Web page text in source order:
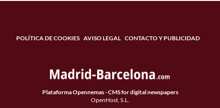
POLÍTICA DE COOKIES AVISO LEGAL CONTACTO Y PUBLICIDAD
Plataforma Opennemas - CMS for digital newspapers
OpenHost, S.L.